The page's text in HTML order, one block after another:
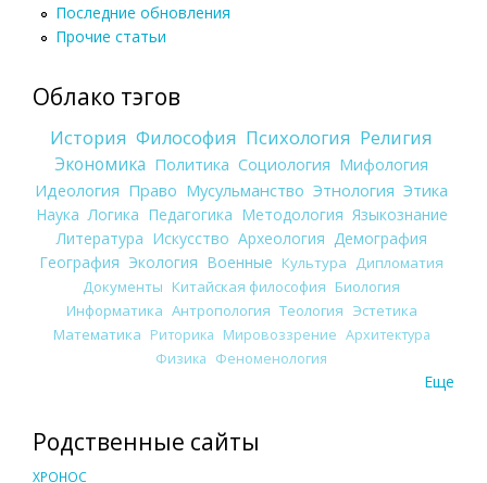
Последние обновления
Прочие статьи
Облако тэгов
История Философия Психология Религия
Экономика Политика Социология Мифология
Идеология Право Мусульманство Этнология Этика
Наука Логика Педагогика Методология Языкознание
Литература Искусство Археология Демография
География Экология Военные Культура
Дипломатия
Документы Китайская философия Биология
Информатика Антропология Теология Эстетика
Математика Риторика Мировоззрение Архитектура
Физика Феноменология
Еще
Родственные сайты
ХРОНОС